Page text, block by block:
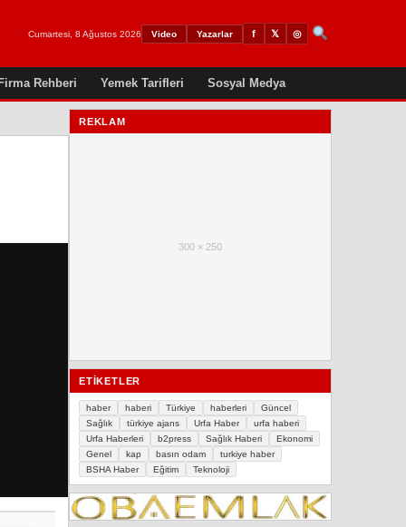
Cumartesi, 8 Ağustos 2026 Video Yazarlar f 𝕏 ◎
Firma Rehberi Yemek Tarifleri Sosyal Medya
REKLAM
300 × 250
ETIKETLER
haber haberi Türkiye haberleri
Güncel
Sağlık
türkiye ajans Urfa Haber
urfa haberi
Urfa Haberleri
b2press Sağlık Haberi
Ekonomi
Genel
kap basın odam
turkiye haber
BSHA Haber
Eğitim Teknoloji